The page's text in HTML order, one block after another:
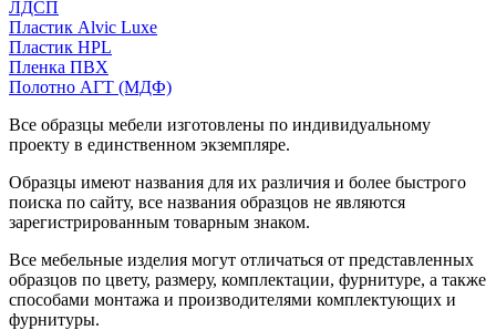
ЛДСП
Пластик Alvic Luxe
Пластик HPL
Пленка ПВХ
Полотно АГТ (МДФ)
Все образцы мебели изготовлены по индивидуальному
проекту в единственном экземпляре.
Образцы имеют названия для их различия и более быстрого
поиска по сайту, все названия образцов не являются
зарегистрированным товарным знаком.
Все мебельные изделия могут отличаться от представленных
образцов по цвету, размеру, комплектации, фурнитуре, а также
способами монтажа и производителями комплектующих и
фурнитуры.